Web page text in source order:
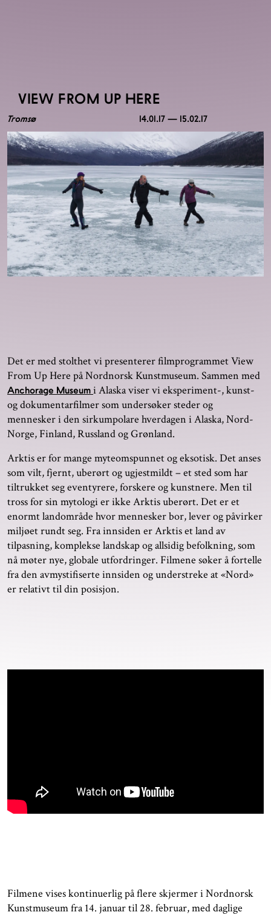
VIEW FROM UP HERE
Tromsø 14.01.17 — 15.02.17
Det er med stolthet vi presenterer filmprogrammet View
From Up Here på Nordnorsk Kunstmuseum. Sammen med
Anchorage Museum i Alaska viser vi eksperiment-, kunst-
og dokumentarfilmer som undersøker steder og
mennesker i den sirkumpolare hverdagen i Alaska, Nord-
Norge, Finland, Russland og Grønland.
Arktis er for mange myteomspunnet og eksotisk. Det anses
som vilt, fjernt, uberørt og ugjestmildt – et sted som har
tiltrukket seg eventyrere, forskere og kunstnere. Men til
tross for sin mytologi er ikke Arktis uberørt. Det er et
enormt landområde hvor mennesker bor, lever og påvirker
miljøet rundt seg. Fra innsiden er Arktis et land av
tilpasning, komplekse landskap og allsidig befolkning, som
nå møter nye, globale utfordringer. Filmene søker å fortelle
fra den avmystifiserte innsiden og understreke at «Nord»
er relativt til din posisjon.
Filmene vises kontinuerlig på flere skjermer i Nordnorsk
Kunstmuseum fra 14. januar til 28. februar, med daglige